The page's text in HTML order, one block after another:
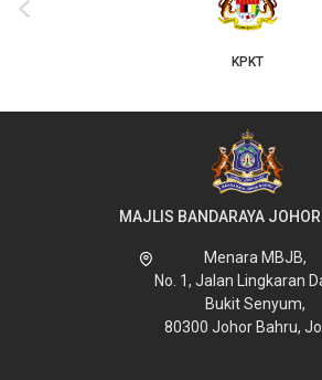
KPKT
‹
MAJLIS BANDARAYA
Menara MBJB,
No. 1, Jalan Lingkaran
Bukit Senyum,
80300 Johor Bahru,